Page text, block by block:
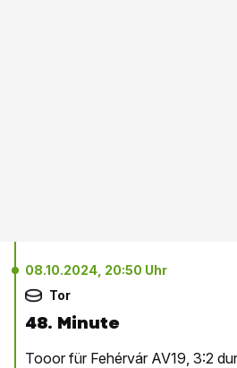
08.10.2024, 20:50 Uhr
Tor
48. Minute
Tooor für Fehérvár AV19, 3:2